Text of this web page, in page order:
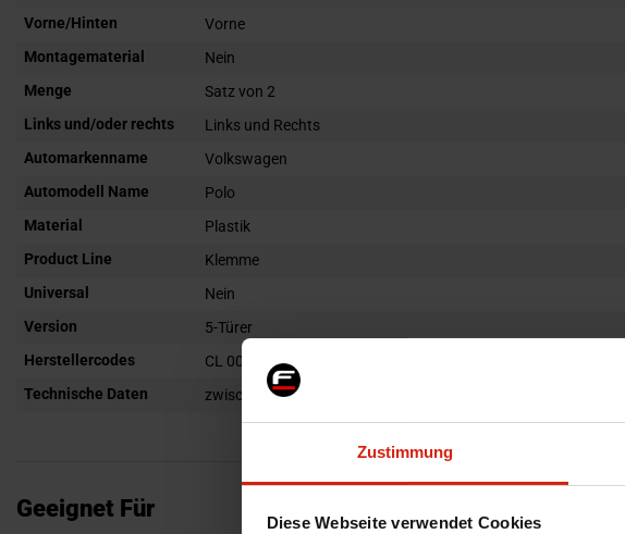
Zustimmung
Diese Webseite verwendet Cookies
Vorne/Hinten
Vorne
Montagematerial
Nein
Menge
Satz von 2
Links und/oder rechts
Links und Rechts
Automarkenname
Volkswagen
Automodell Name
Polo
Material
Plastik
Product Line
Klemme
Universal
Nein
Version
5-Türer
Herstellercodes
CL 0009, CL 0009D
Technische Daten
zwischen den Fensterdichtungen montiert
Geeignet Für